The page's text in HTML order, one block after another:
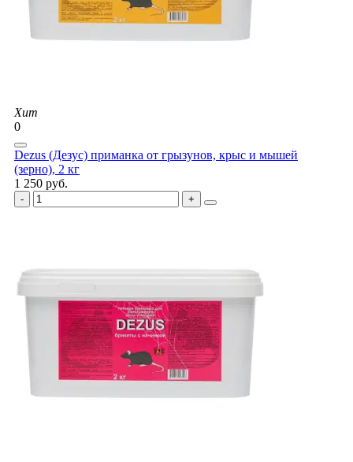
Хит
0
Dezus (Дезус) приманка от грызунов, крыс и мышей
(зерно), 2 кг
1 250 руб.